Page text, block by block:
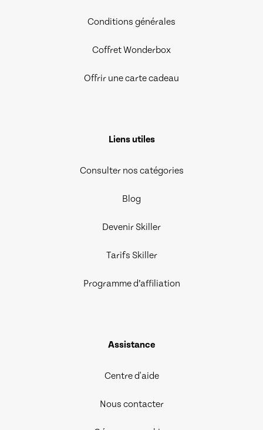
Conditions générales
Coffret Wonderbox
Offrir une carte cadeau
Liens utiles
Consulter nos catégories
Blog
Devenir Skiller
Tarifs Skiller
Programme d’affiliation
Assistance
Centre d'aide
Nous contacter